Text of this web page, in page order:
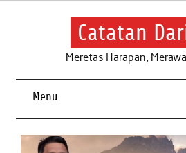
Skip
Catatan
Meretas Harapan,
Menu